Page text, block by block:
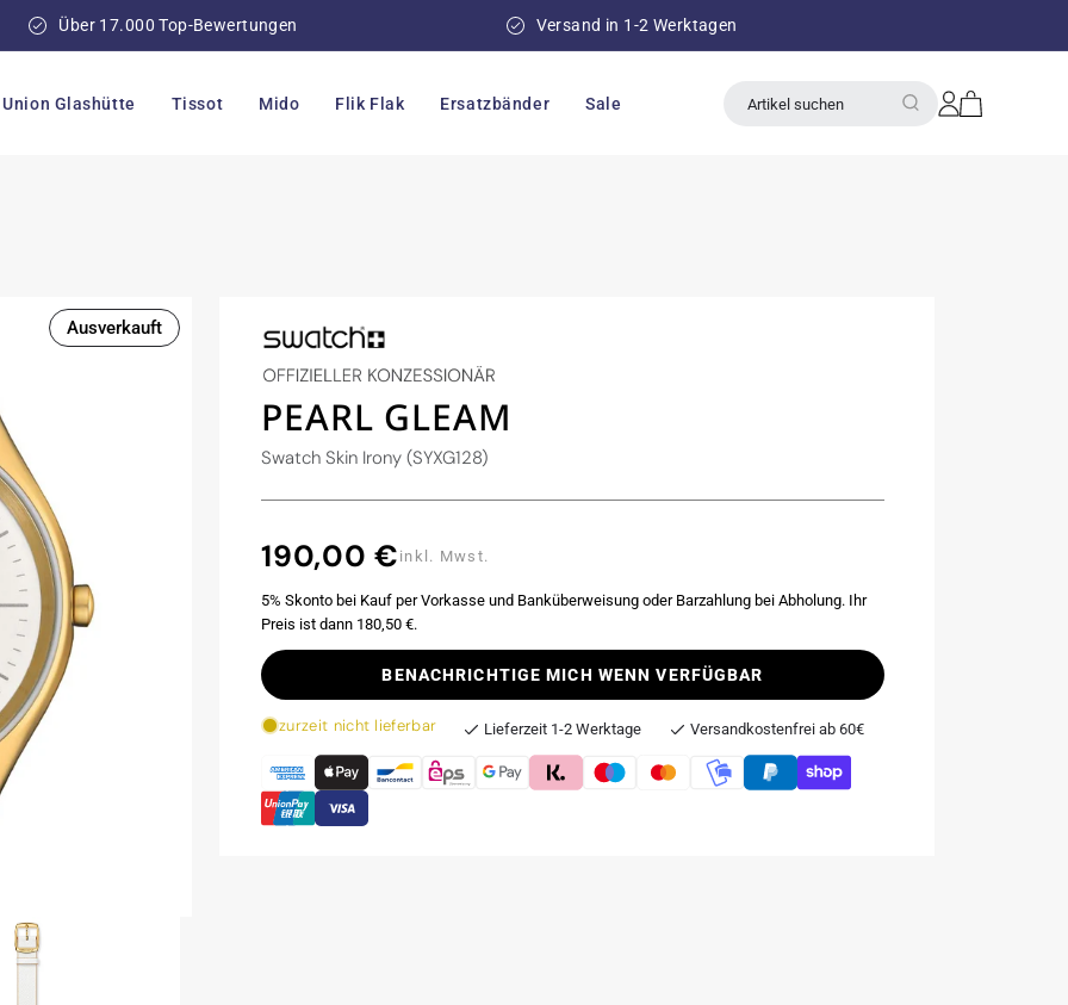
Über 17.000 Top-Bewertungen Versand in 1-2 Werktagen
Union Glashütte Tissot Mido Flik Flak Ersatzbänder Sale Artikel suchen Einloggen
Warenkorb
Ausverkauft
PEARL GLEAM
Swatch Skin Irony (SYXG128)
Normaler
190,00 € inkl. Mwst.
5% Skonto bei Kauf per Vorkasse und Banküberweisung oder Barzahlung bei Abholung. Ihr
Preis ist dann 180,50 €.
BENACHRICHTIGE MICH WENN VERFÜGBAR
zurzeit nicht lieferbar Lieferzeit 1-2 Werktage Versandkostenfrei ab 60€